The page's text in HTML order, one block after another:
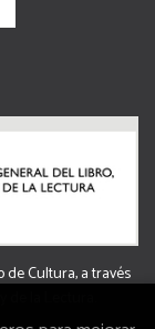
Cultura, a través